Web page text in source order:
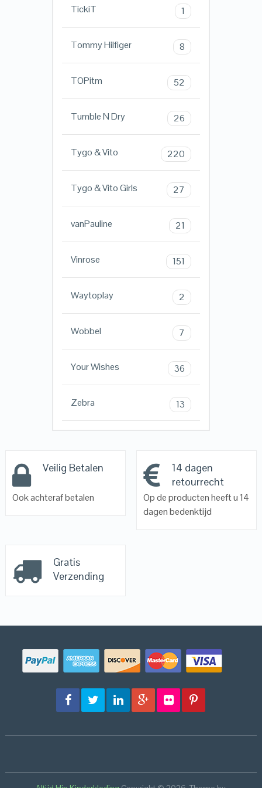
TickiT 1
Tommy Hilfiger 8
TOPitm 52
Tumble N Dry 26
Tygo & Vito 220
Tygo & Vito Girls 27
vanPauline 21
Vinrose 151
Waytoplay 2
Wobbel 7
Your Wishes 36
Zebra 13
Veilig Betalen
Ook achteraf betalen
14 dagen
retourrecht
Op de producten heeft u 14
dagen bedenktijd
Gratis
Verzending